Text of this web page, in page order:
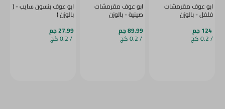
ابو عوف مقرمشات
فلفل - بالوزن
124 جم
/ 0.2 كج
ابو عوف مقرمشات
صينية - بالوزن
89.99 جم
/ 0.2 كج
ابو عوف بنسون سايب - (
بالوزن )
27.99 جم
/ 0.2 كج